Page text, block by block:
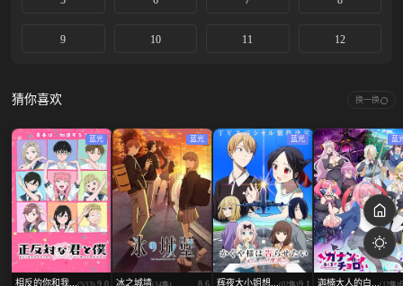
9 10 11 12
猜你喜欢 换一换
蓝光
相反的你和我... 9.0
蓝光
冰之城墙 8.6
蓝光
辉夜大小姐想... 9.1
蓝
迦楠大人的白...